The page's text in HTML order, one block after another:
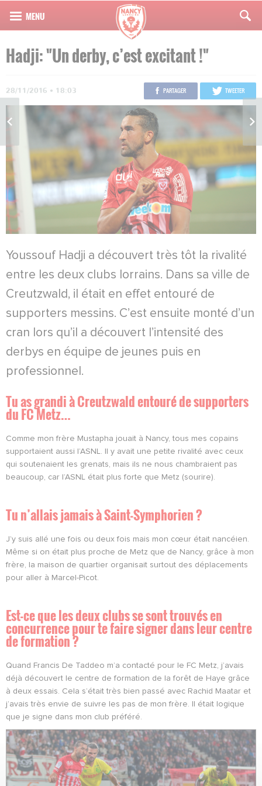
Hadji: "Un derby, c’est excitant !"
28/11/2016 • 18:03 PARTAGER TWEETER
Youssouf Hadji a découvert très tôt la rivalité
entre les deux clubs lorrains. Dans sa ville de
Creutzwald, il était en effet entouré de
supporters messins. C’est ensuite monté d’un
cran lors qu’il a découvert l’intensité des
derbys en équipe de jeunes puis en
professionnel.
Tu as grandi à Creutzwald entouré de supporters
du FC Metz…
Comme mon frère Mustapha jouait à Nancy, tous mes copains
supportaient aussi l’ASNL. Il y avait une petite rivalité avec ceux
qui soutenaient les grenats, mais ils ne nous chambraient pas
beaucoup, car l’ASNL était plus forte que Metz (sourire).
Tu n’allais jamais à Saint-Symphorien ?
J’y suis allé une fois ou deux fois mais mon cœur était nancéien.
Même si on était plus proche de Metz que de Nancy, grâce à mon
frère, la maison de quartier organisait surtout des déplacements
pour aller à Marcel-Picot.
Est-ce que les deux clubs se sont trouvés en
concurrence pour te faire signer dans leur centre
de formation ?
Quand Francis De Taddeo m’a contacté pour le FC Metz, j’avais
déjà découvert le centre de formation de la forêt de Haye grâce
à deux essais. Cela s’était très bien passé avec Rachid Maatar et
j’avais très envie de suivre les pas de mon frère. Il était logique
que je signe dans mon club préféré.